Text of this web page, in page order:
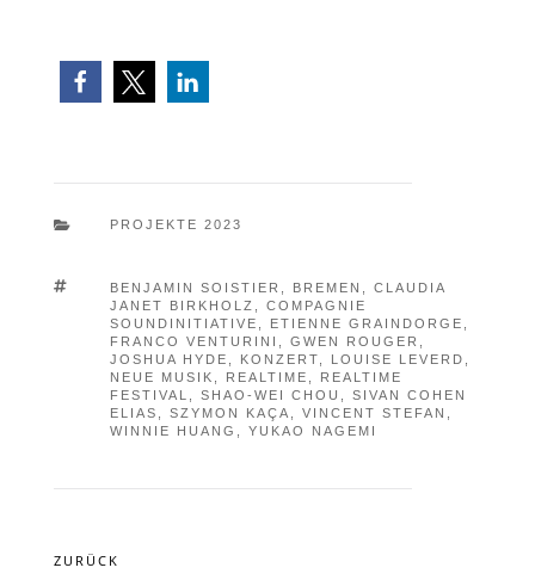
 PROJEKTE 2023
 BENJAMIN SOISTIER BREMEN
CLAUDIA
JANET BIRKHOLZ
COMPAGNIE
SOUNDINITIATIVE
ETIENNE GRAINDORGE
FRANCO VENTURINI
GWEN ROUGER
JOSHUA HYDE
KONZERT LOUISE LEVERD
NEUE MUSIK
REALTIME
REALTIME
FESTIVAL
SHAO-WEI CHOU
SIVAN COHEN
ELIAS
SZYMON KAÇA VINCENT STEFAN
WINNIE HUANG
YUKAO NAGEMI
ZURÜCK